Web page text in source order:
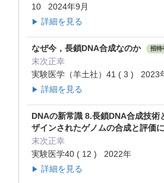
10 2024年9月
▶ 詳細を見る
なぜ今，長鎖DNA合成なのか 招待
末次正幸
実験医学（羊土社）41 ( 3 ) 2023
▶ 詳細を見る
DNAの新常識 8.長鎖DNA合成技術
ザインされたゲノムの合成と評価
末次正幸
実験医学40 ( 12 ) 2022年
▶ 詳細を見る